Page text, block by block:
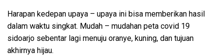
Harapan kedepan upaya – upaya ini bisa memberikan hasil
dalam waktu singkat. Mudah – mudahan peta covid 19
sidoarjo sebentar lagi menuju oranye, kuning, dan tujuan
akhirnya hijau.